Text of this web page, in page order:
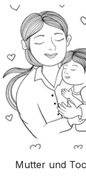
Mutter und